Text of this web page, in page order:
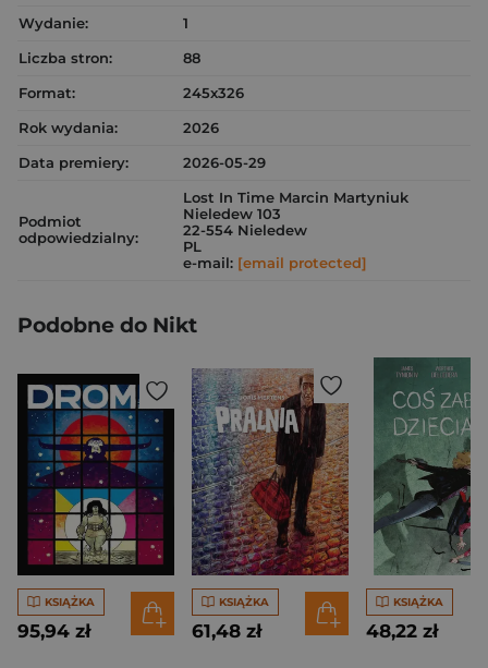
Wydanie:
1
Liczba stron:
88
Format:
245x326
Rok wydania:
2026
Data premiery:
2026-05-29
Podmiot
odpowiedzialny:
Lost In Time Marcin Martyniuk
Nieledew 103
22-554 Nieledew
PL
e-mail: [email protected]
Podobne do Nikt
KSIĄŻKA
95,94 zł
KSIĄŻKA
61,48 zł
KSIĄŻKA
48,22 zł